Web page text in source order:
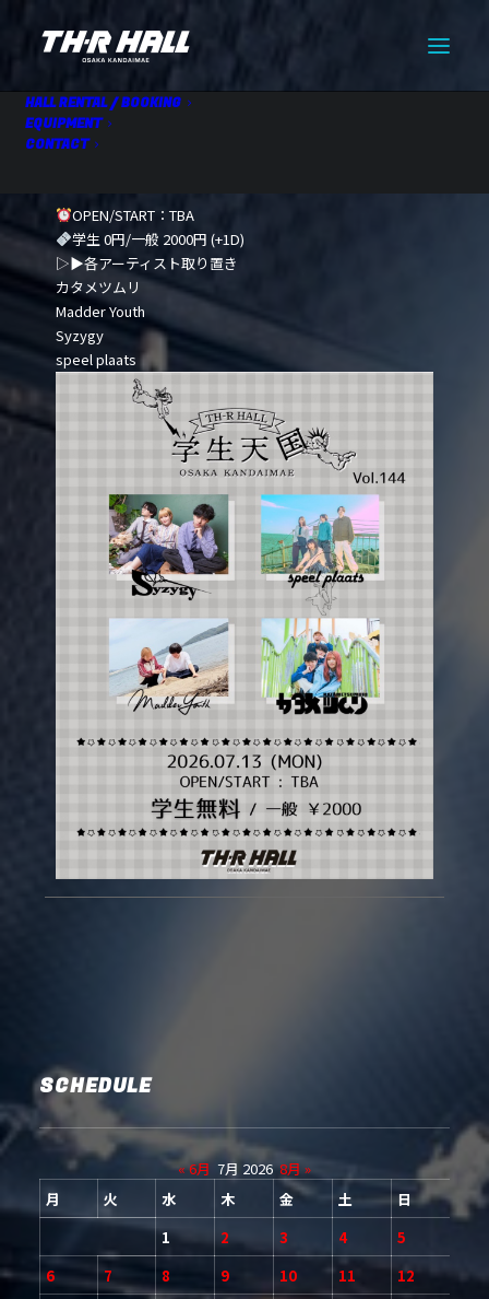
HALL RENTAL / BOOKING
EQUIPMENT
CONTACT
OPEN/START：TBA
学生 0円/一般 2000円 (+1D)
▷▶各アーティスト取り置き
カタメツムリ
Madder Youth
Syzygy
speel plaats
SCHEDULE
« 6月 7月 2026 8月 »
月
火 水 木 金 土
日
1
2 3 4
5
6
7 8 9 10 11
12